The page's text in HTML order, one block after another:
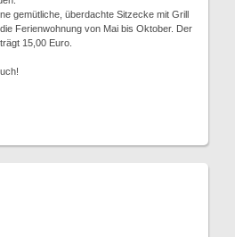
gemütliche, überdachte Sitzecke mit Grill
Ferienwohnung von Mai bis Oktober. Der
15,00 Euro.